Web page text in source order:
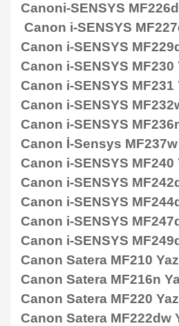
Canoni-SENSYS
Canon i-SENSYS
Canon i-SENSYS
Canon i-SENSYS MF230
Canon i-SENSYS MF231
Canon i-SENSYS
Canon i-SENSYS MF236n
Canon İ-Sensys MF237w
Canon i-SENSYS MF240
Canon i-SENSYS
Canon i-SENSYS
Canon i-SENSYS
Canon i-SENSYS
Canon Satera MF210
Canon Satera MF216n
Canon Satera MF220
Canon Satera MF222dw